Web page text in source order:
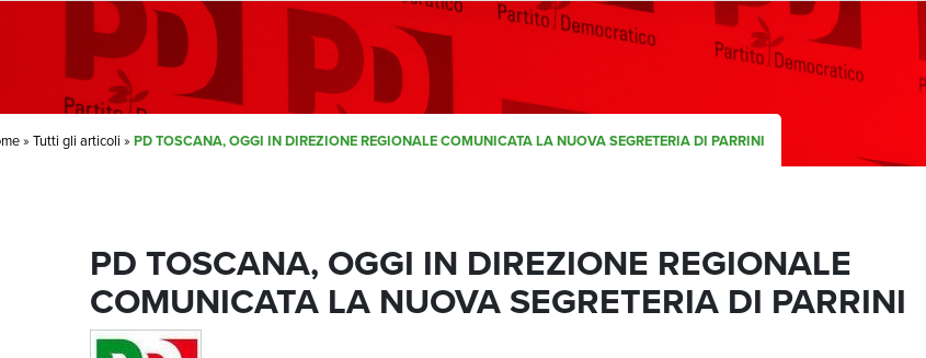
» Tutti gli articoli » PD TOSCANA, OGGI IN DIREZIONE REGIONALE COMUNICATA LA NUOVA SEGRETERIA DI PARRINI
PD TOSCANA, OGGI IN DIREZIONE REGIONALE
COMUNICATA LA NUOVA SEGRETERIA DI PARRINI